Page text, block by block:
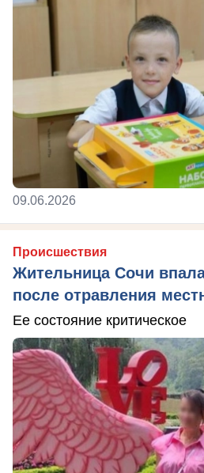
09.06.2026
Происшествия
Жительница Сочи
после отравления
Ее состояние критическое